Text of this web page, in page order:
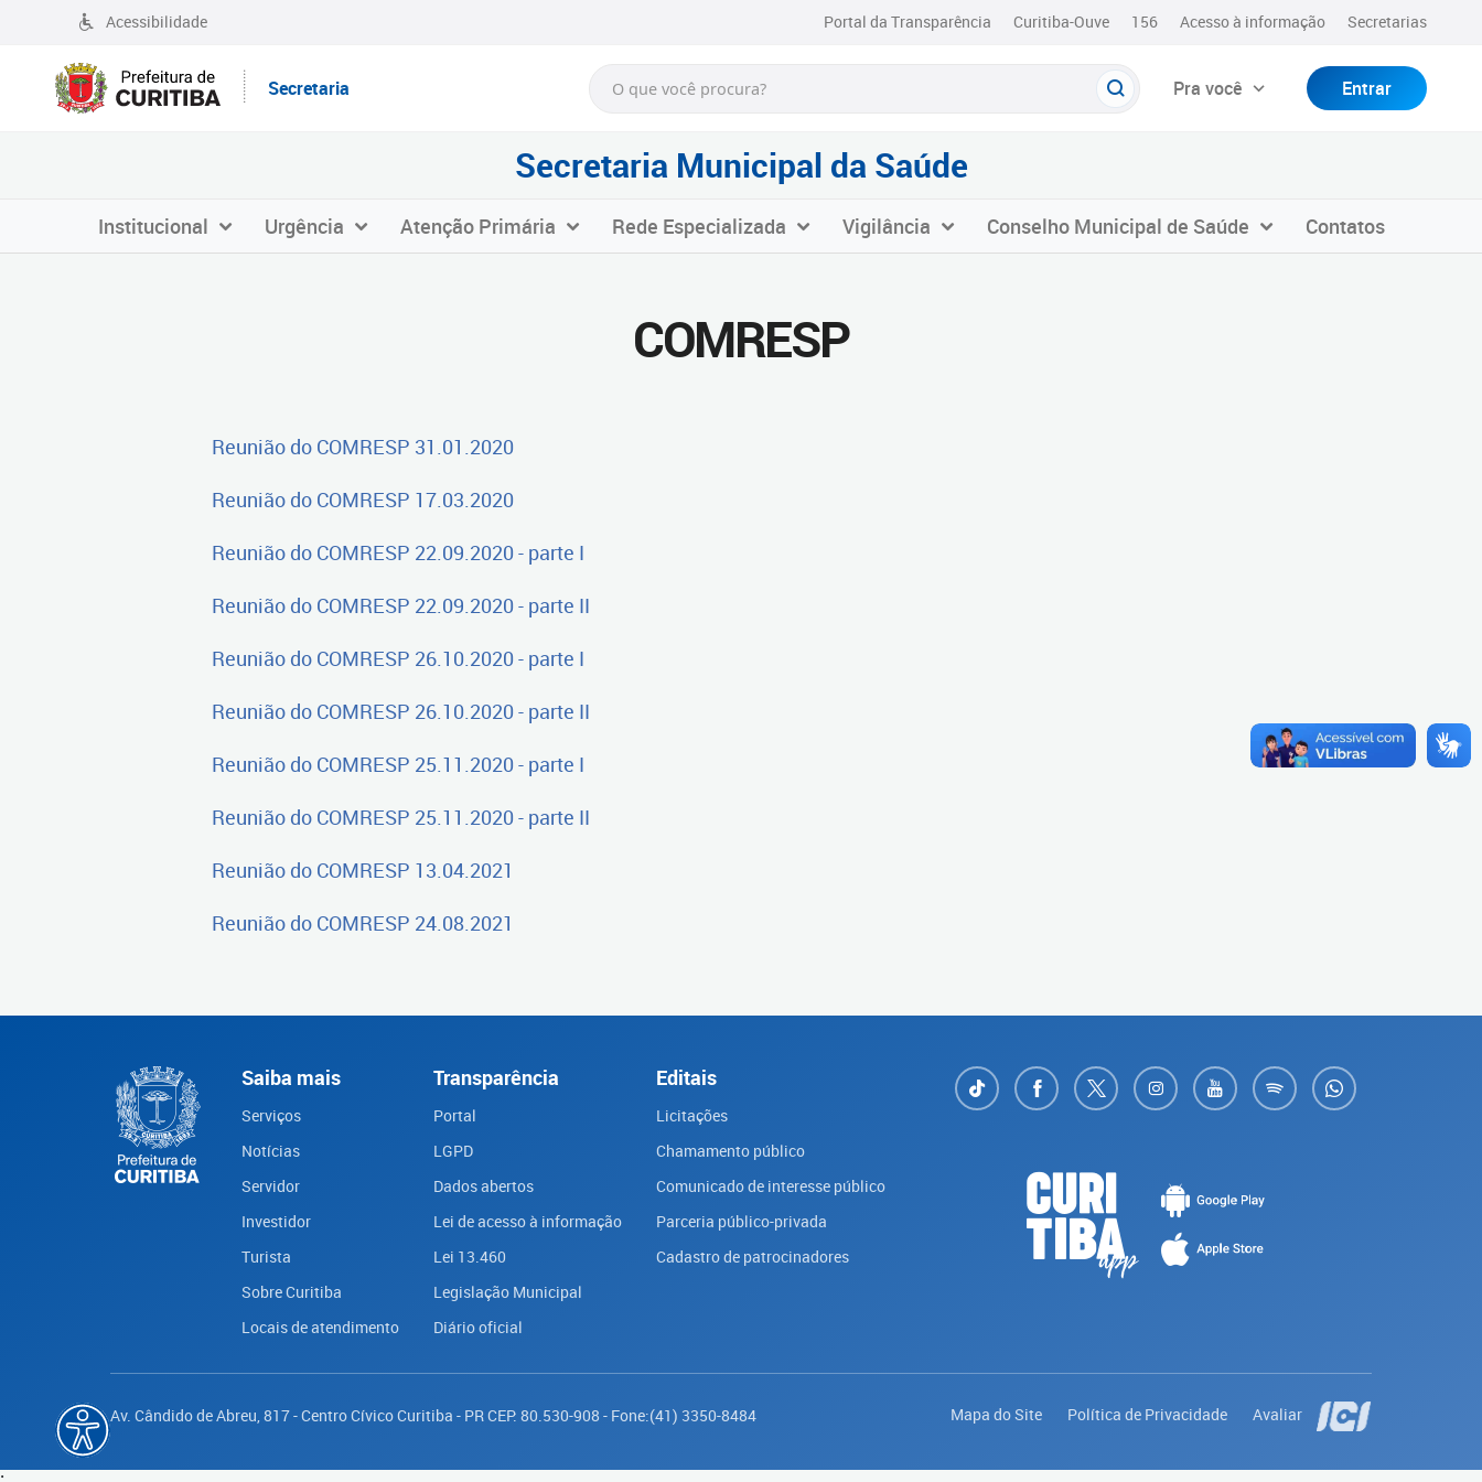
Acessibilidade Portal da Transparência Curitiba-Ouve 156 Acesso à informação Secretarias
Secretaria Pra você Entrar
Secretaria Municipal da Saúde
Institucional Urgência Atenção Primária Rede Especializada Vigilância Conselho Municipal de Saúde Contatos
COMRESP
Reunião do COMRESP 31.01.2020
Reunião do COMRESP 17.03.2020
Reunião do COMRESP 22.09.2020 - parte I
Reunião do COMRESP 22.09.2020 - parte II
Reunião do COMRESP 26.10.2020 - parte I
Reunião do COMRESP 26.10.2020 - parte II
Reunião do COMRESP 25.11.2020 - parte I
Reunião do COMRESP 25.11.2020 - parte II
Reunião do COMRESP 13.04.2021
Reunião do COMRESP 24.08.2021
Saiba mais
Serviços
Notícias
Servidor
Investidor
Turista
Sobre Curitiba
Locais de atendimento
Transparência
Portal
LGPD
Dados abertos
Lei de acesso à informação
Lei 13.460
Legislação Municipal
Diário oficial
Editais
Licitações
Chamamento público
Comunicado de interesse público
Parceria público-privada
Cadastro de patrocinadores
Av. Cândido de Abreu, 817 - Centro Cívico Curitiba - PR CEP: 80.530-908 - Fone:(41) 3350-8484 Mapa do Site Política de Privacidade Avaliar